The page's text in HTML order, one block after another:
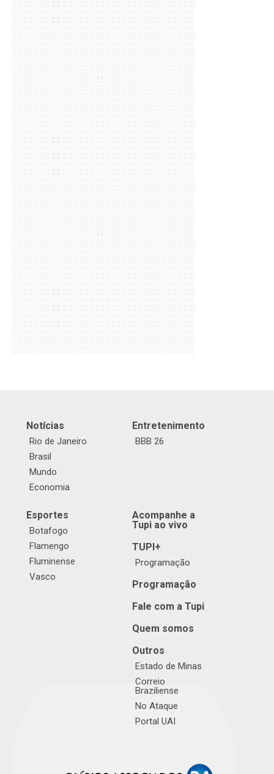
Notícias
Rio de Janeiro
Brasil
Mundo
Economia
Entretenimento
BBB 26
Esportes
Botafogo
Flamengo
Fluminense
Vasco
Acompanhe a
Tupi ao vivo
TUPI+
Programação
Programação
Fale com a Tupi
Quem somos
Outros
Estado de Minas
Correio
Braziliense
No Ataque
Portal UAI